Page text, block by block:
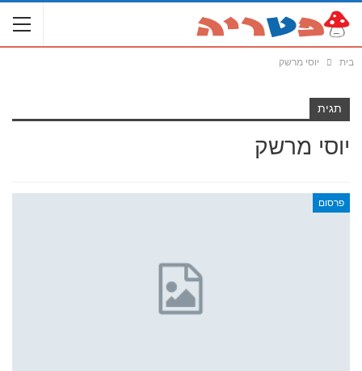
בית יוסי מרשק
תגית
יוסי מרשק
פרסום